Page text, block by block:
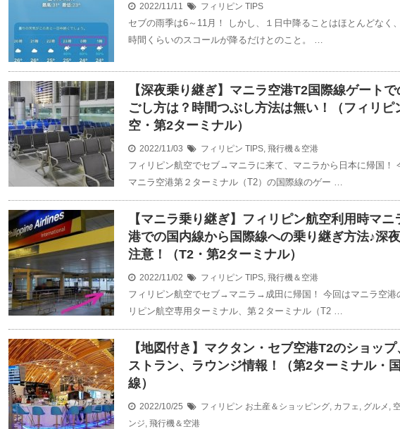
2022/11/11 フィリピン TIPS
セブの雨季は6～11月！ しかし、１日中降ることはほとんどなく
時間くらいのスコールが降るだけとのこと。 …
【深夜乗り継ぎ】マニラ空港T2国際線ゲートで
ごし方は？時間つぶし方法は無い！（フィリピ
空・第2ターミナル）
2022/11/03 フィリピン TIPS 飛行機＆空港
フィリピン航空でセブ→マニラに来て、マニラから日本に帰国！
マニラ空港第２ターミナル（T2）の国際線のゲー …
【マニラ乗り継ぎ】フィリピン航空利用時マニ
港での国内線から国際線への乗り継ぎ方法♪深
注意！（T2・第2ターミナル）
2022/11/02 フィリピン TIPS 飛行機＆空港
フィリピン航空でセブ→マニラ→成田に帰国！ 今回はマニラ空港
リピン航空専用ターミナル、第２ターミナル（T2 …
【地図付き】マクタン・セブ空港T2のショップ
ストラン、ラウンジ情報！（第2ターミナル・
線）
2022/10/25 フィリピン お土産＆ショッピング カフェ グルメ
ンジ 飛行機＆空港